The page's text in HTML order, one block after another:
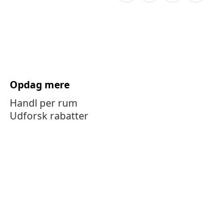
Opdag mere
Handl per rum
Udforsk rabatter